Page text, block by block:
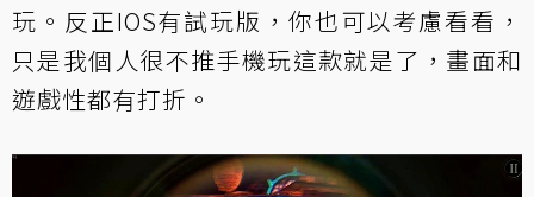
玩。反正IOS有試玩版，你也可以考慮看看，
只是我個人很不推手機玩這款就是了，畫面和
遊戲性都有打折。